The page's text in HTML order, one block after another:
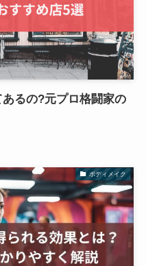
るの?元プロ格闘家の
ボディメイク